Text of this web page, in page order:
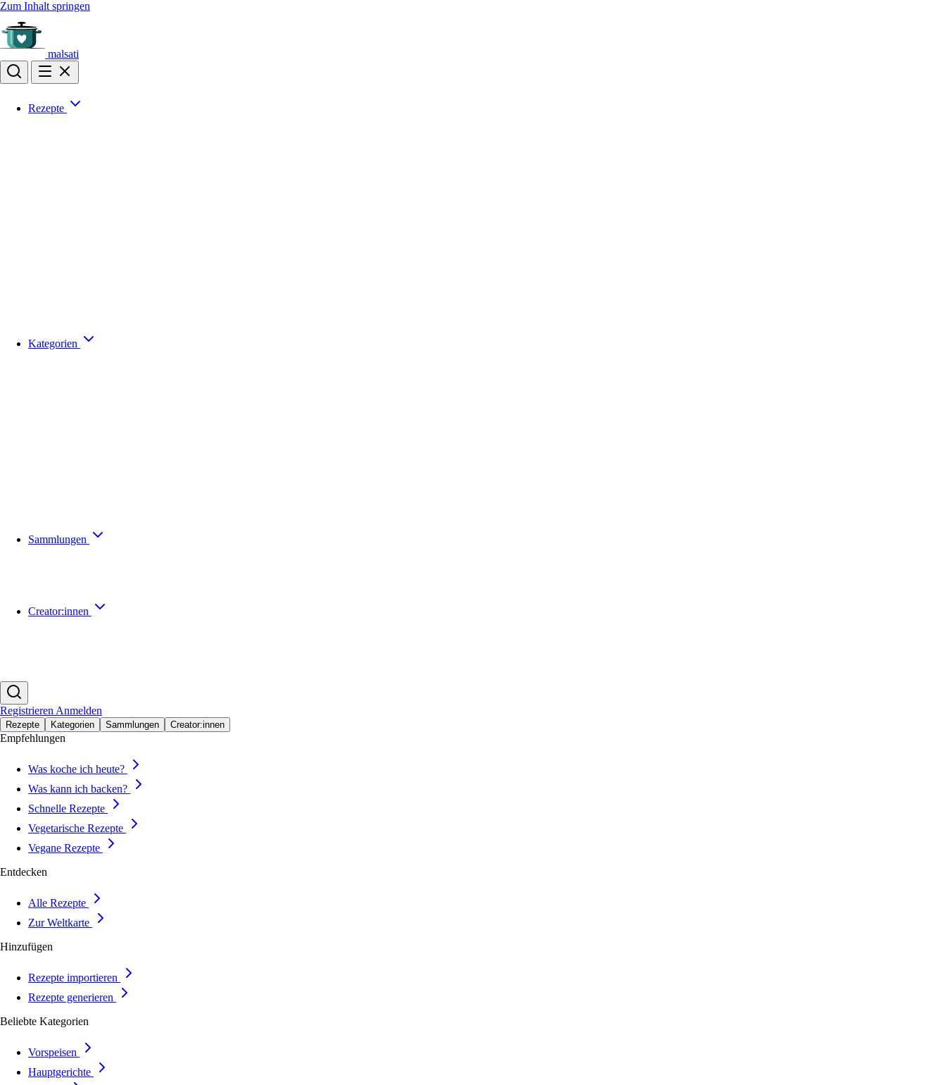
Zum Inhalt springen
malsati
Rezepte
Kategorien
Sammlungen
Creator:innen
Registrieren Anmelden
Rezepte Kategorien Sammlungen Creator:innen
Empfehlungen
Was koche ich heute?
Was kann ich backen?
Schnelle Rezepte
Vegetarische Rezepte
Vegane Rezepte
Entdecken
Alle Rezepte
Zur Weltkarte
Hinzufügen
Rezepte importieren
Rezepte generieren
Beliebte Kategorien
Vorspeisen
Hauptgerichte